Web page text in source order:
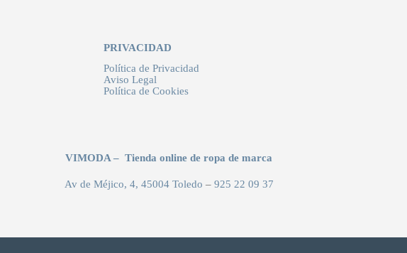
PRIVACIDAD
Política de Privacidad
Aviso Legal
Política de Cookies
VIMODA – Tienda online de ropa de marca
Av de Méjico, 4, 45004 Toledo – 925 22 09 37